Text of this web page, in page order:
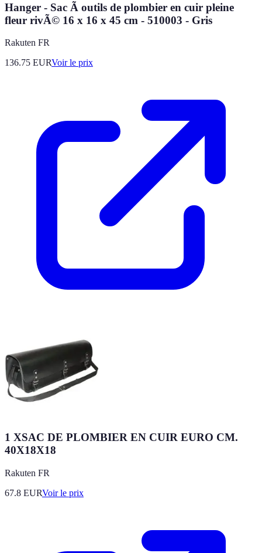
Hanger - Sac Ã outils de plombier en cuir pleine
fleur rivÃ© 16 x 16 x 45 cm - 510003 - Gris
Rakuten FR
136.75 EURVoir le prix
1 XSAC DE PLOMBIER EN CUIR EURO CM.
40X18X18
Rakuten FR
67.8 EURVoir le prix